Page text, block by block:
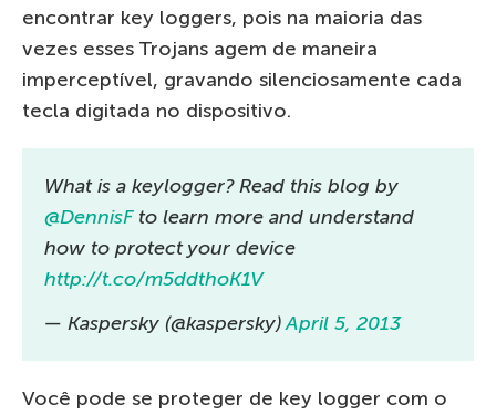
encontrar key loggers, pois na maioria das
vezes esses Trojans agem de maneira
imperceptível, gravando silenciosamente cada
tecla digitada no dispositivo.
What is a keylogger? Read this blog by
@DennisFto learn more and understand
how to protect your device
http://t.co/m5ddthoK1V
— Kaspersky (@kaspersky)April 5, 2013
Você pode se proteger de key logger com o